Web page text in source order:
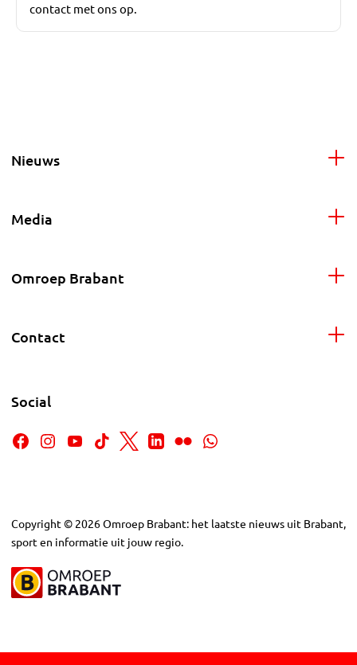
contact met ons op.
Nieuws
Media
Omroep Brabant
Contact
Social
Copyright © 2026Omroep Brabant: het laatste nieuws uit Brabant,
sport en informatie uit jouw regio.